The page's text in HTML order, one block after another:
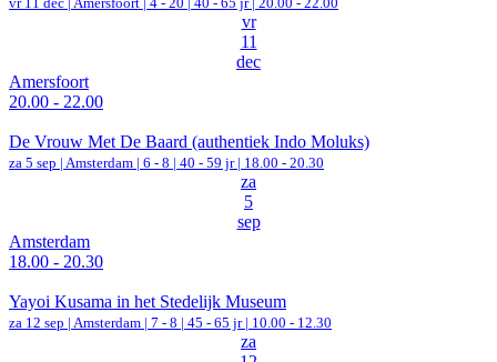
vr
11
dec
Amersfoort
20.00 - 22.00
De Vrouw Met De Baard (authentiek Indo Moluks)
za 5 sep | Amsterdam | 6 - 8 | 40 - 59 jr | 18.00 - 20.30
za
5
sep
Amsterdam
18.00 - 20.30
Yayoi Kusama in het Stedelijk Museum
za 12 sep | Amsterdam | 7 - 8 | 45 - 65 jr | 10.00 - 12.30
za